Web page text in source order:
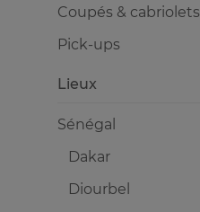
Lieux
Sénégal
Dakar
Diourbel
Coupés & cabriolets
Pick-ups